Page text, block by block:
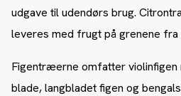
udgave til udendørs brug.
leveres med frugt på grenene fra
Figentræerne omfatter violinfigen
blade, langbladet figen og